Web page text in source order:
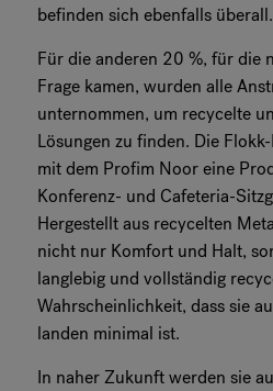
befinden sich ebenfalls überall.
Für die anderen 20 %, für die
Frage kamen, wurden alle
unternommen, um recycelte
Lösungen zu finden. Die
mit dem Profim Noor eine
Konferenz- und Cafeteria-
Hergestellt aus recycelten
nicht nur Komfort und Halt,
langlebig und vollständig
Wahrscheinlichkeit, dass sie
landen minimal ist.
In naher Zukunft werden sie